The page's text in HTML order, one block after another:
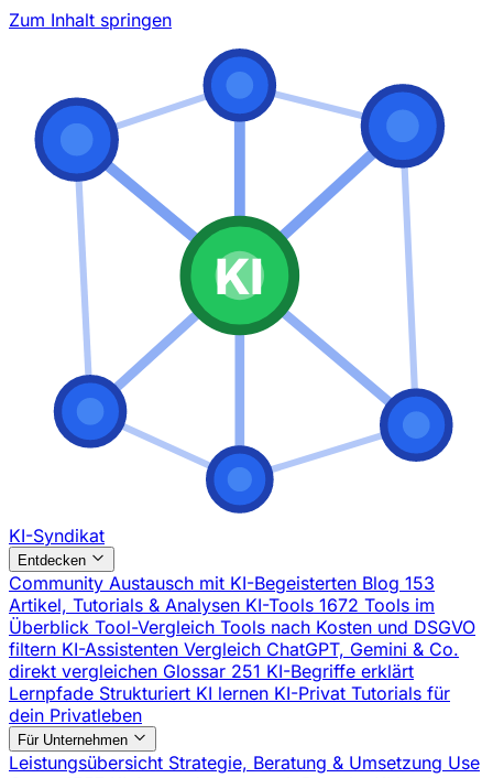
Zum Inhalt springen
KI
KI-Syndikat
Entdecken
Community Austausch mit KI-Begeisterten Blog 153
Artikel, Tutorials & Analysen KI-Tools 1672 Tools im
Überblick Tool-Vergleich Tools nach Kosten und DSGVO
filtern KI-Assistenten Vergleich ChatGPT, Gemini & Co.
direkt vergleichen Glossar 251 KI-Begriffe erklärt
Lernpfade Strukturiert KI lernen KI-Privat Tutorials für
dein Privatleben
Für Unternehmen
Leistungsübersicht Strategie, Beratung & Umsetzung Use